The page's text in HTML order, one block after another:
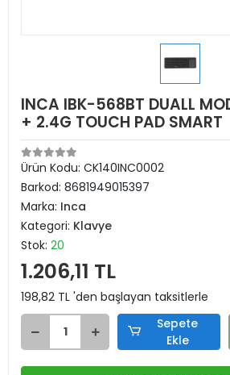
INCA IBK-568BT DUALL
+ 2.4G TOUCH PAD SMART
Ürün Kodu: CK140INC0002
Barkod: 8681949015397
Marka: Inca
Kategori: Klavye
Stok: 20
1.206,11 TL
198,82 TL 'den başlayan taksitlerle
Sepete
Ekle